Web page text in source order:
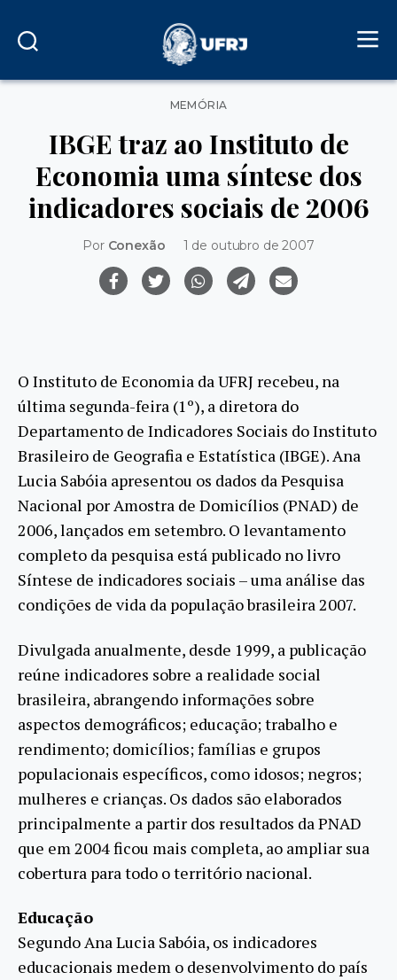
Categorias
MEMÓRIA
IBGE traz ao Instituto de
Economia uma síntese dos
indicadores sociais de 2006
Por Conexão 1 de outubro de 2007
O Instituto de Economia da UFRJ recebeu, na
última segunda-feira (1º), a diretora do
Departamento de Indicadores Sociais do Instituto
Brasileiro de Geografia e Estatística (IBGE). Ana
Lucia Sabóia apresentou os dados da Pesquisa
Nacional por Amostra de Domicílios (PNAD) de
2006, lançados em setembro. O levantamento
completo da pesquisa está publicado no livro
Síntese de indicadores sociais – uma análise das
condições de vida da população brasileira 2007.
Divulgada anualmente, desde 1999, a publicação
reúne indicadores sobre a realidade social
brasileira, abrangendo informações sobre
aspectos demográficos; educação; trabalho e
rendimento; domicílios; famílias e grupos
populacionais específicos, como idosos; negros;
mulheres e crianças. Os dados são elaborados
principalmente a partir dos resultados da PNAD
que em 2004 ficou mais completa, ao ampliar sua
cobertura para todo o território nacional.
Educação
Segundo Ana Lucia Sabóia, os indicadores
educacionais medem o desenvolvimento do país